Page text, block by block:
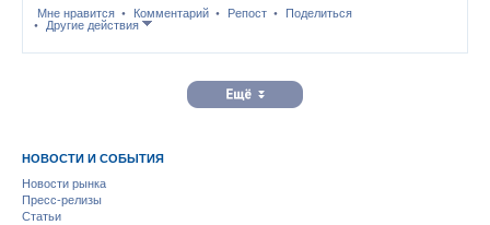
Мне нравится Комментарий Репост Поделиться
Другие действия
НОВОСТИ И СОБЫТИЯ
Новости рынка
Пресс-релизы
Статьи